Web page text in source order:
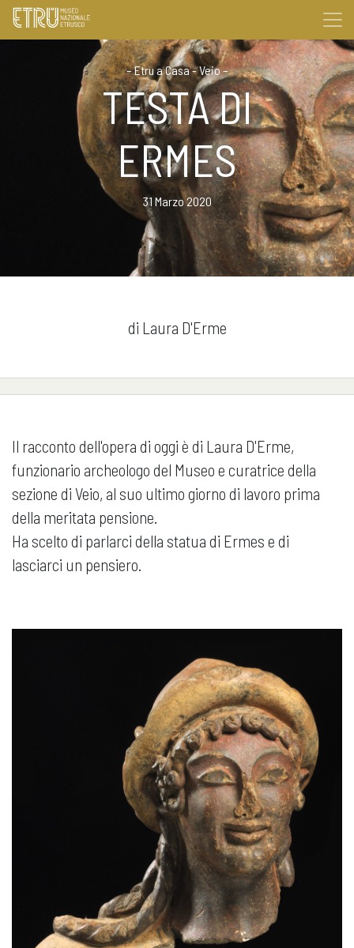
–Etru a Casa - Veio–
TESTA DI
ERMES
31 Marzo 2020
di Laura D'Erme
Il racconto dell'opera di oggi è di Laura D'Erme,
funzionario archeologo del Museo e curatrice della
sezione di Veio, al suo ultimo giorno di lavoro prima
della meritata pensione.
Ha scelto di parlarci della statua di Ermes e di
lasciarci un pensiero.